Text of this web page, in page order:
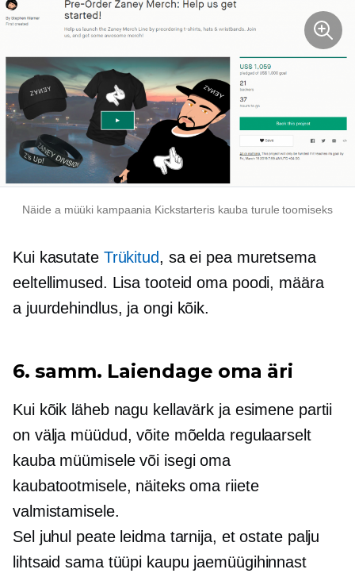
Näide a müüki kampaania Kickstarteris kauba turule toomiseks
Kui kasutate Trükitud, sa ei pea muretsema
eeltellimused. Lisa tooteid oma poodi, määra
a juurdehindlus, ja ongi kõik.
6. samm. Laiendage oma äri
Kui kõik läheb nagu kellavärk ja esimene partii
on välja müüdud, võite mõelda regulaarselt
kauba müümisele või isegi oma
kaubatootmisele, näiteks oma riiete
valmistamisele.
Sel juhul peate leidma tarnija, et ostate palju
lihtsaidsama tüüpi kaupu jaemüügihinnast